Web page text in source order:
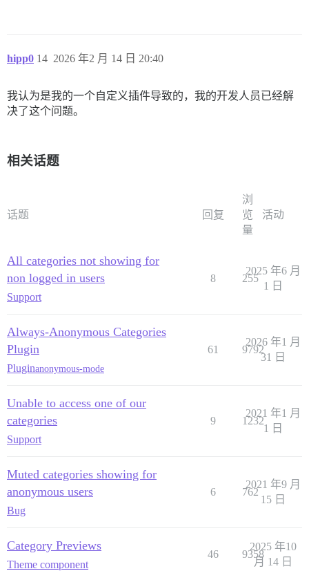
hipp0 2026 年2 月 14 日 20:40
14
我认为是我的一个自定义插件导致的，我的开发人员已经解
决了这个问题。
相关话题
话题 回复
浏
览
量
活动
All categories not showing for
non logged in users
Support
8 255
2025 年6 月
1 日
Always-Anonymous Categories
Plugin
Pluginanonymous-mode
61 9792
2026 年1 月
31 日
Unable to access one of our
categories
Support
9 1232
2021 年1 月
1 日
Muted categories showing for
anonymous users
Bug
6 762
2021 年9 月
15 日
Category Previews
Theme component
46 9358
2025 年10
月 14 日